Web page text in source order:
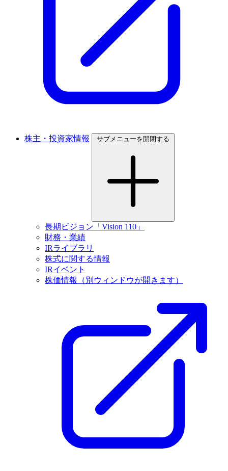
株主・投資家情報 サブメニューを開閉する
長期ビジョン「Vision 110」
財務・業績
IRライブラリ
株式に関する情報
IRイベント
株価情報
（別ウィンドウが開きます）